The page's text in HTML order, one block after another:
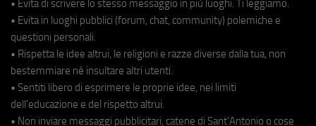
• Evita di scrivere lo stesso messaggio in più luoghi. Ti leggiamo.
• Evita in luoghi pubblici (forum, chat, community) polemiche e
questioni personali.
• Rispetta le idee altrui, le religioni e razze diverse dalla tua, non
bestemmiare né insultare altri utenti.
• Sentiti libero di esprimere le proprie idee, nei limiti
dell'educazione e del rispetto altrui.
• Non inviare messaggi pubblicitari, catene di Sant'Antonio o cose